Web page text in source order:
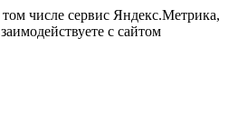
числе сервис Яндекс.Метрика,
с сайтом